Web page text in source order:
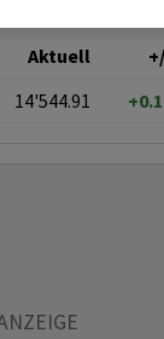
Aktuell
14'544.91